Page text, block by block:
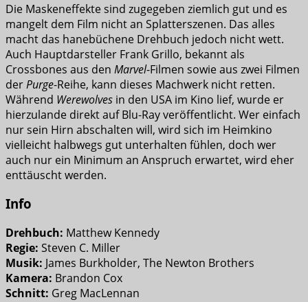
Die Maskeneffekte sind zugegeben ziemlich gut und es
mangelt dem Film nicht an Splatterszenen. Das alles
macht das hanebüchene Drehbuch jedoch nicht wett.
Auch Hauptdarsteller Frank Grillo, bekannt als
Crossbones aus den Marvel-Filmen sowie aus zwei Filmen
derPurge-Reihe, kann dieses Machwerk nicht retten.
Während Werewolves in den USA im Kino lief, wurde er
hierzulande direkt auf Blu-Ray veröffentlicht. Wer einfach
nur sein Hirn abschalten will, wird sich im Heimkino
vielleicht halbwegs gut unterhalten fühlen, doch wer
auch nur ein Minimum an Anspruch erwartet, wird eher
enttäuscht werden.
Info
Drehbuch: Matthew Kennedy
Regie: Steven C. Miller
Musik: James Burkholder, The Newton Brothers
Kamera: Brandon Cox
Schnitt: Greg MacLennan